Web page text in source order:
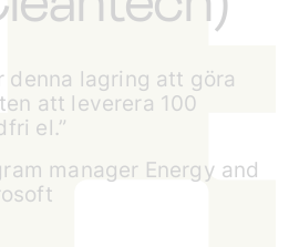
denna lagring att göra
att leverera 100
el.”
manager Energy and